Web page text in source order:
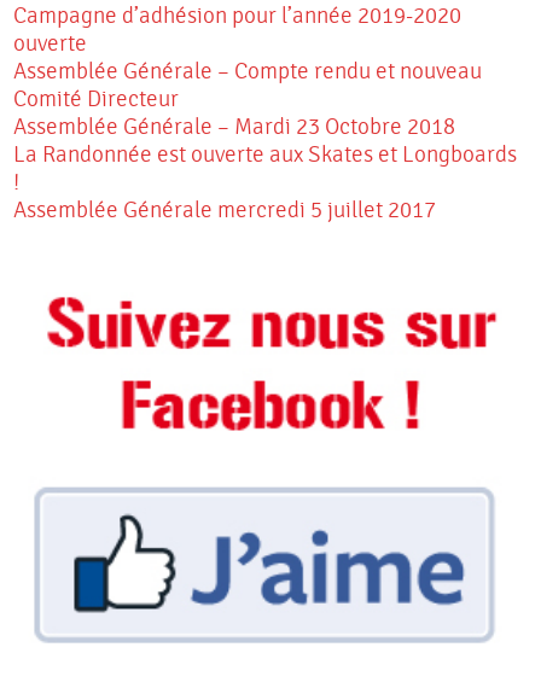
Campagne d’adhésion pour l’année 2019-2020
ouverte
Assemblée Générale – Compte rendu et nouveau
Comité Directeur
Assemblée Générale – Mardi 23 Octobre 2018
La Randonnée est ouverte aux Skates et Longboards
!
Assemblée Générale mercredi 5 juillet 2017